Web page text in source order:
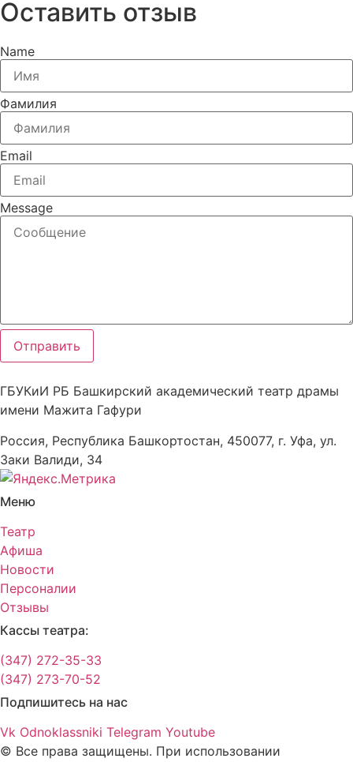
Оставить отзыв
Name
Фамилия
Email
Message
Отправить
ГБУКиИ РБ Башкирский академический театр драмы
имени Мажита Гафури
Россия, Республика Башкортостан, 450077, г. Уфа, ул.
Заки Валиди, 34
Меню
Театр
Афиша
Новости
Персоналии
Отзывы
Кассы театра:
(347) 272-35-33
(347) 273-70-52
Подпишитесь на нас
Vk Odnoklassniki Telegram Youtube
© Все права защищены. При использовании